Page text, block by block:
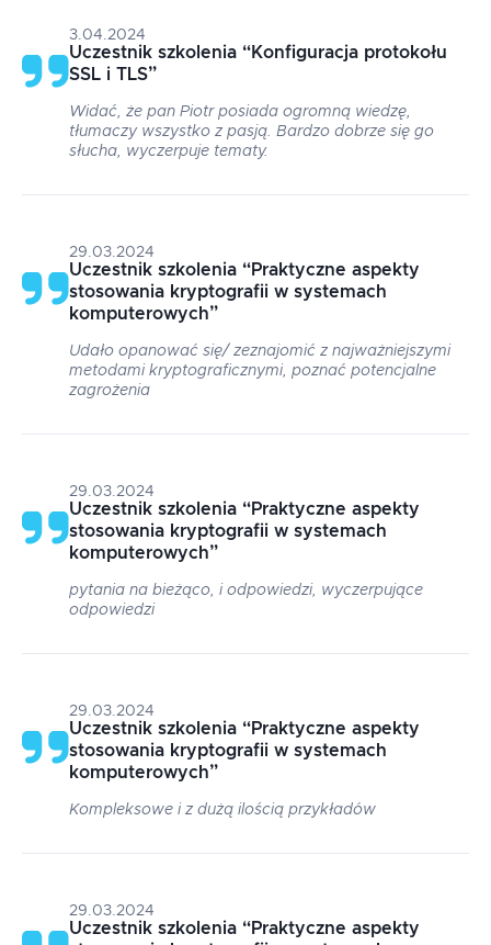
3.04.2024
Uczestnik szkolenia “Konfiguracja protokołu
SSL i TLS”
Widać, że pan Piotr posiada ogromną wiedzę,
tłumaczy wszystko z pasją. Bardzo dobrze się go
słucha, wyczerpuje tematy.
29.03.2024
Uczestnik szkolenia “Praktyczne aspekty
stosowania kryptografii w systemach
komputerowych”
Udało opanować się/ zeznajomić z najważniejszymi
metodami kryptograficznymi, poznać potencjalne
zagrożenia
29.03.2024
Uczestnik szkolenia “Praktyczne aspekty
stosowania kryptografii w systemach
komputerowych”
pytania na bieżąco, i odpowiedzi, wyczerpujące
odpowiedzi
29.03.2024
Uczestnik szkolenia “Praktyczne aspekty
stosowania kryptografii w systemach
komputerowych”
Kompleksowe i z dużą ilością przykładów
29.03.2024
Uczestnik szkolenia “Praktyczne aspekty